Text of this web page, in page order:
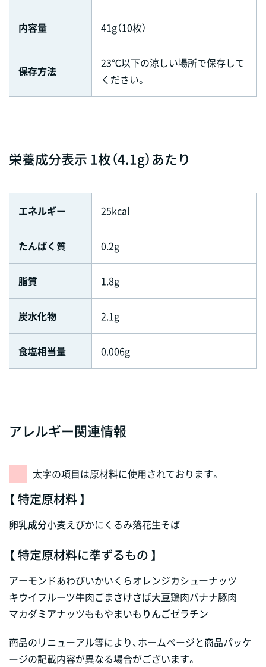
内容量 41g（10枚）
保存方法
23℃以下の涼しい場所で保存して
ください。
栄養成分表示 1枚（4.1g）あたり
エネルギー 25kcal
たんぱく質 0.2g
脂質 1.8g
炭水化物 2.1g
食塩相当量 0.006g
アレルギー関連情報
太字の項目は原材料に使用されております。
【 特定原材料 】
卵乳成分小麦えびかにくるみ落花生そば
【 特定原材料に準ずるもの 】
アーモンドあわびいかいくらオレンジカシューナッツ
キウイフルーツ牛肉ごまさけさば大豆鶏肉バナナ豚肉
マカダミアナッツももやまいも りんごゼラチン
商品のリニューアル等により、ホームページと商品パッケ
ージの記載内容が異なる場合がございます。